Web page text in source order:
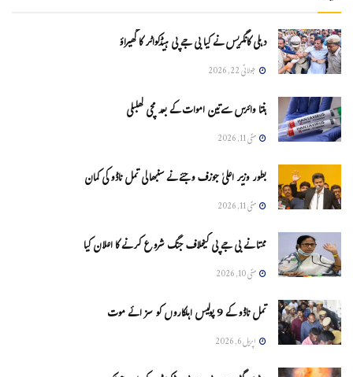
دہلی کانگریس نے کیا بی جے پی ہیڈکواٹر کا گھیراؤ
جولائی 22, 2026
ہنتا وائرس سےتین اموات کے بعد مچی کھلبلی
مئی 11, 2026
بطور وزیر اعلیٰ جوزف وجئے نے سنبھالی تمل ناڈو کی کمان
مئی 11, 2026
ممتا نے بی جے پی کیخلاف جنگ شروع کرنے کا اعلان کیا
مئی 10, 2026
تمل ناڈو کے 9 پولیس اہلکاروں کو سزائے موت
اپریل 6, 2026